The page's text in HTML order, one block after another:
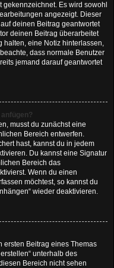
Es wird sowohl
angezeigt. Dieser
deinen Beitrag geantwortet
deinen Beitrag überarbeitet
halten, eine Notiz hinterlassen,
dass normale Benutzer
jemand darauf geantwortet
musst du zunächst eine
Bereich entwerfen.
hast, kannst du in jedem
Du kannst eine Signatur
Bereich das
Wenn du einen
möchtest, so kannst du
wieder deaktivieren.
ersten Beitrag eines Themas
unterhalb des
Bereich nicht sehen